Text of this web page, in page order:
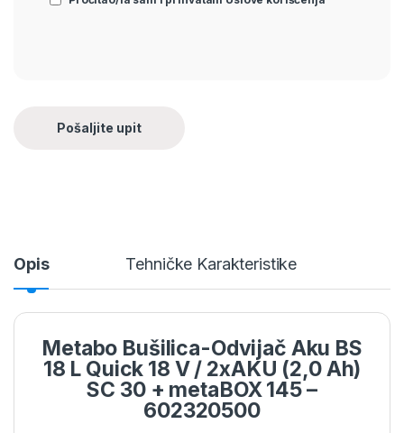
Opis Tehničke Karakteristike
Metabo Bušilica-Odvijač Aku BS
18 L Quick 18 V / 2xAKU (2,0 Ah)
SC 30 + metaBOX 145 –
602320500